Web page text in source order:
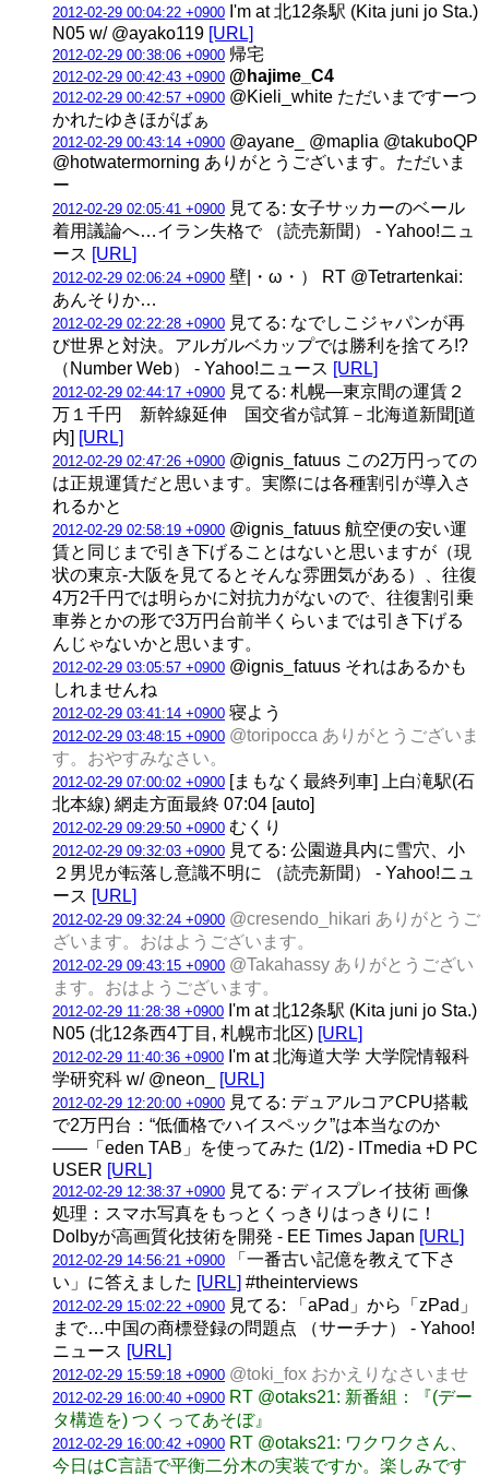
2012-02-29 00:04:22 +0900 I'm at 北12条駅 (Kita juni jo Sta.)
N05 w/ @ayako119 [URL]
2012-02-29 00:38:06 +0900 帰宅
2012-02-29 00:42:43 +0900 @hajime_C4
2012-02-29 00:42:57 +0900 @Kieli_white ただいまですーつ
かれたゆきほがばぁ
2012-02-29 00:43:14 +0900 @ayane_ @maplia @takuboQP
@hotwatermorning ありがとうございます。ただいま
ー
2012-02-29 02:05:41 +0900 見てる: 女子サッカーのベール
着用議論へ…イラン失格で （読売新聞） - Yahoo!ニュ
ース [URL]
2012-02-29 02:06:24 +0900 壁|・ω・） RT @Tetrartenkai:
あんそりか…
2012-02-29 02:22:28 +0900 見てる: なでしこジャパンが再
び世界と対決。アルガルベカップでは勝利を捨てろ!?
（Number Web） - Yahoo!ニュース [URL]
2012-02-29 02:44:17 +0900 見てる: 札幌―東京間の運賃２
万１千円 新幹線延伸 国交省が試算－北海道新聞[道
内] [URL]
2012-02-29 02:47:26 +0900 @ignis_fatuus この2万円っての
は正規運賃だと思います。実際には各種割引が導入さ
れるかと
2012-02-29 02:58:19 +0900 @ignis_fatuus 航空便の安い運
賃と同じまで引き下げることはないと思いますが（現
状の東京-大阪を見てるとそんな雰囲気がある）、往復
4万2千円では明らかに対抗力がないので、往復割引乗
車券とかの形で3万円台前半くらいまでは引き下げる
んじゃないかと思います。
2012-02-29 03:05:57 +0900 @ignis_fatuus それはあるかも
しれませんね
2012-02-29 03:41:14 +0900 寝よう
2012-02-29 03:48:15 +0900 @toripocca ありがとうございま
す。おやすみなさい。
2012-02-29 07:00:02 +0900 [まもなく最終列車] 上白滝駅(石
北本線) 網走方面最終 07:04 [auto]
2012-02-29 09:29:50 +0900 むくり
2012-02-29 09:32:03 +0900 見てる: 公園遊具内に雪穴、小
２男児が転落し意識不明に （読売新聞） - Yahoo!ニュ
ース [URL]
2012-02-29 09:32:24 +0900 @cresendo_hikari ありがとうご
ざいます。おはようございます。
2012-02-29 09:43:15 +0900 @Takahassy ありがとうござい
ます。おはようございます。
2012-02-29 11:28:38 +0900 I'm at 北12条駅 (Kita juni jo Sta.)
N05 (北12条西4丁目, 札幌市北区) [URL]
2012-02-29 11:40:36 +0900 I'm at 北海道大学 大学院情報科
学研究科 w/ @neon_
[URL]
2012-02-29 12:20:00 +0900 見てる: デュアルコアCPU搭載
で2万円台：“低価格でハイスペック”は本当なのか
――「eden TAB」を使ってみた (1/2) - ITmedia +D PC
USER [URL]
2012-02-29 12:38:37 +0900 見てる: ディスプレイ技術 画像
処理：スマホ写真をもっとくっきりはっきりに！
Dolbyが高画質化技術を開発 - EE Times Japan [URL]
2012-02-29 14:56:21 +0900 「一番古い記億を教えて下さ
い」に答えました [URL] #theinterviews
2012-02-29 15:02:22 +0900 見てる: 「aPad」から「zPad」
まで…中国の商標登録の問題点 （サーチナ） - Yahoo!
ニュース [URL]
2012-02-29 15:59:18 +0900 @toki_fox おかえりなさいませ
2012-02-29 16:00:40 +0900 RT @otaks21: 新番組：『(デー
タ構造を) つくってあそぼ』
2012-02-29 16:00:42 +0900 RT @otaks21: ワクワクさん、
今日はC言語で平衡二分木の実装ですか。楽しみです